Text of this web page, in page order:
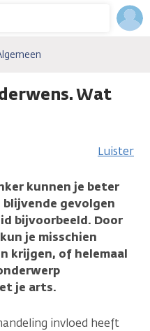
Wat
Luister
kunnen je beter
blijvende gevolgen
bijvoorbeeld. Door
je misschien
krijgen, of helemaal
je arts.
invloed heeft